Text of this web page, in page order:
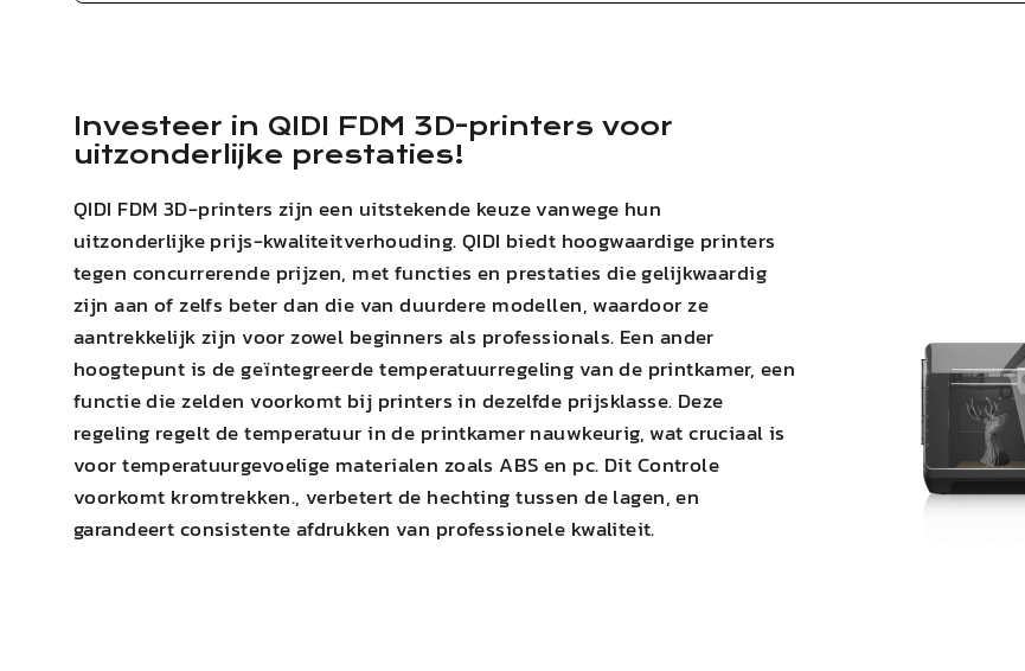
Investeer in QIDI
FDM 3D-printers voor
uitzonderlijke prestaties!
QIDI FDM 3D-printers zijn een uitstekende keuze vanwege hun
uitzonderlijke prijs-kwaliteitverhouding.QIDI biedt hoogwaardige printers
tegen concurrerende prijzen, met functies en prestaties die gelijkwaardig
zijn aan of zelfs beter dan die van duurdere modellen, waardoor ze
aantrekkelijk zijn voor zowel beginners als professionals. Een ander
hoogtepunt is de geïntegreerde temperatuurregeling van de printkamer, een
functie die zelden voorkomt bij printers in dezelfde prijsklasse. Deze
regeling regelt de temperatuur in de printkamer nauwkeurig, wat cruciaal is
voor temperatuurgevoelige materialen zoals ABSen pc. DitControle
voorkomt kromtrekken., verbetert de hechting tussen de lagen, en
garandeert consistente afdrukken van professionele kwaliteit.